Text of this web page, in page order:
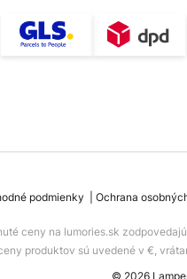
podmienky Ochrana
ceny na lumories.sk
produktov sú uvedené v €,
© 2026